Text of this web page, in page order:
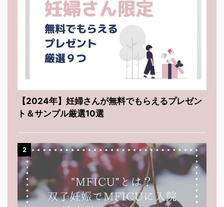
【2024年】妊婦さんが無料でもらえるプレゼン
ト＆サンプル厳選10選
2